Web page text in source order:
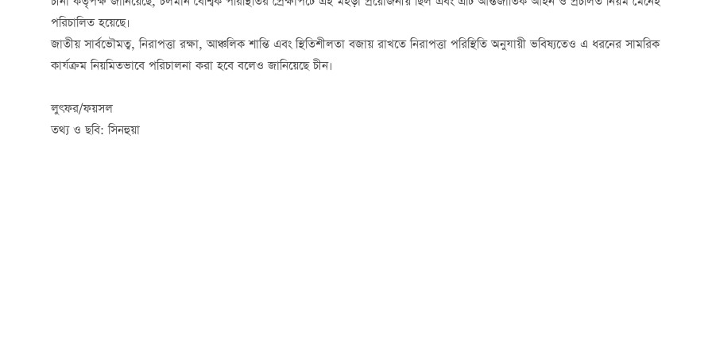
পরিচালিত হয়েছে।
জাতীয় সার্বভৌমত্ব, নিরাপত্তা রক্ষা, আঞ্চলিক শান্তি এবং স্থিতিশীলতা বজায় রাখতে নিরাপত্তা পরিস্থিতি অনুযায়ী ভবিষ্যতেও এ ধরনের সামরিক
কার্যক্রম নিয়মিতভাবে পরিচালনা করা হবে বলেও জানিয়েছে চীন।
লুৎফর/ফয়সল
তথ্য ও ছবি: সিনহুয়া